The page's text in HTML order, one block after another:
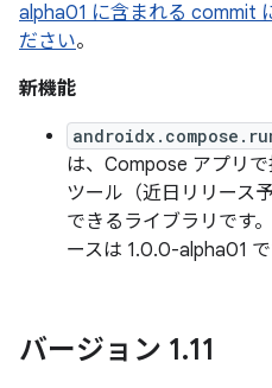
alpha01 に含まれる commit
ださい。
新機能
は、Compose アプリ
ツール（近日リリース
できるライブラリです
ースは 1.0.0-alpha01 で
バージョン 1.11